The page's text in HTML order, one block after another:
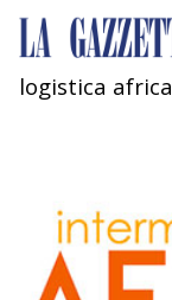
AMBIENTE
INDUSTRIA
RICERCA
logistica